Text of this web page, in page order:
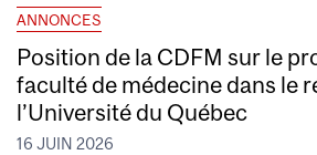
ANNONCES
Position de la CDFM sur le
faculté de médecine dans le
l’Université du Québec
16 JUIN 2026